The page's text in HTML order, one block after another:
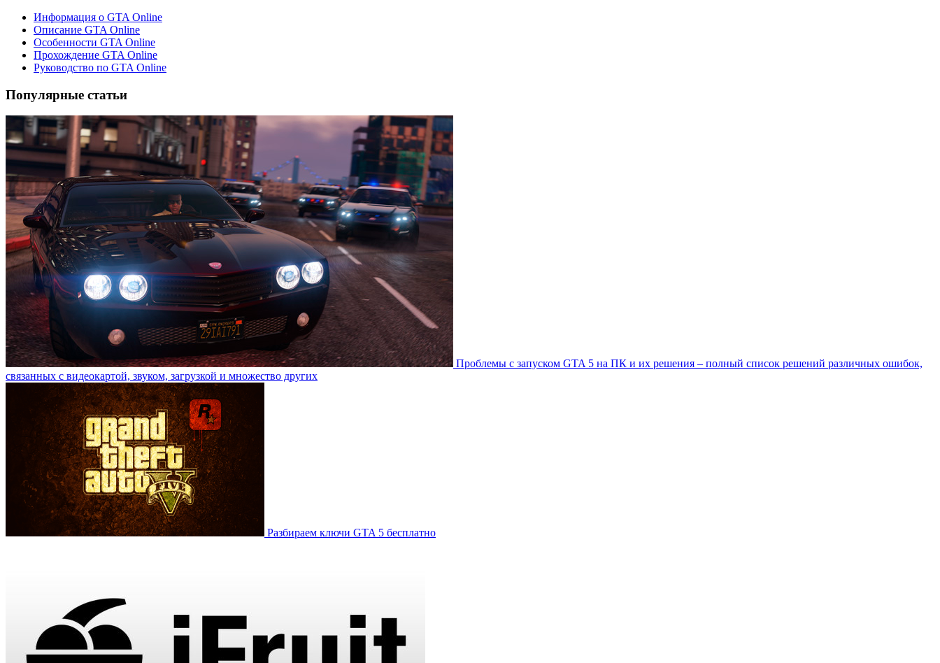
Информация о GTA Online
Описание GTA Online
Особенности GTA Online
Прохождение GTA Online
Руководство по GTA Online
Популярные статьи
Проблемы с запуском GTA 5 на ПК и их решения – полный список решений различных ошибок,
связанных с видеокартой, звуком, загрузкой и множество других
Разбираем ключи GTA 5 бесплатно